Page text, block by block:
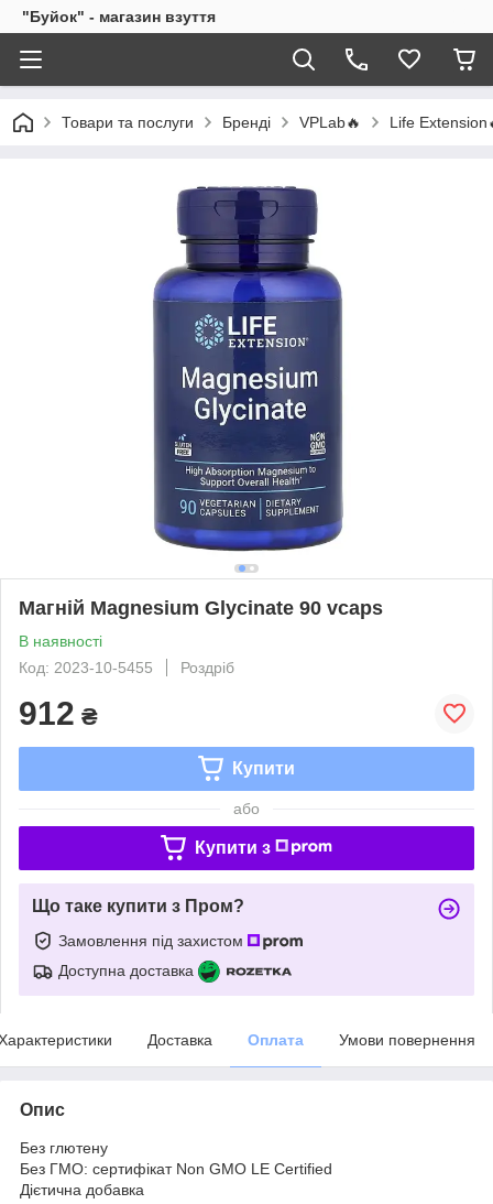
"Буйок" - магазин взуття
Товари та послуги Бренді VPLab🔥 Life
Магній Magnesium Glycinate 90 vcaps
В наявності
Код: 2023-10-5455
Роздріб
912 ₴
Купити
або
Купити з
Що таке купити з Пром?
Замовлення під захистом
Доступна доставка
Доставка Оплата Умови повернення
Опис
Без глютену
Без ГМО: сертифікат Non GMO LE Certified
Дієтична добавка